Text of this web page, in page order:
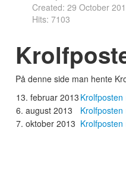
Created: 29 October
Hits: 7103
På denne side man hente
13. februar 2013 Krolfposten
6. august 2013
Krolfposten
7. oktober 2013 Krolfposten